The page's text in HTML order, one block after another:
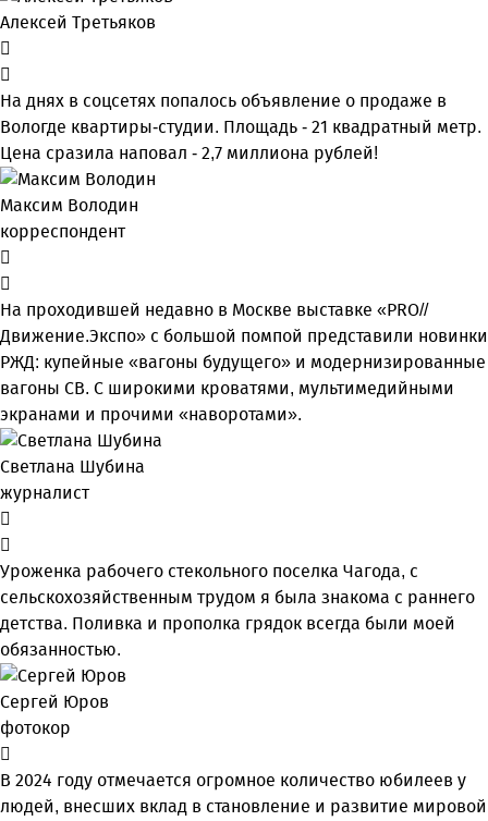
Алексей Третьяков
На днях в соцсетях попалось объявление о продаже в
Вологде квартиры-студии. Площадь - 21 квадратный метр.
Цена сразила наповал - 2,7 миллиона рублей!
Максим Володин
корреспондент
На проходившей недавно в Мос­кве выставке «PRO//
Движение.Экспо» с большой помпой представили новинки
РЖД: купейные «вагоны будущего» и модернизированные
вагоны СВ. С широкими кроватями, мультимедийными
экранами и прочими «наворотами».
Светлана Шубина
журналист
Уроженка рабочего стекольного поселка Чагода, с
сельскохозяйственным трудом я была знакома с раннего
детства. Поливка и прополка грядок всегда были моей
обязанностью.
Сергей Юров
фотокор
В 2024 году отмечается огромное количество юбилеев у
людей, внесших вклад в становление и развитие мировой